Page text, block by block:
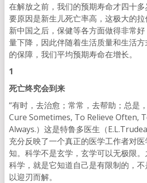
在解放之前，我们的预期寿命才四十
要原因是新生儿死亡率高，这极大的
新中国之后，保健等各方面做得非常
量下降，因此伴随着生活质量和生活
的保障，我们平均预期寿命在增长。
1
死亡终究会到来
“有时，去治愈；常常，去帮助；总是
Cure Sometimes, To Relieve Often,
Always.）这是特鲁多医生（
充分反映了一个真正的医学工作者对
知。科学不是玄学，玄学可以无极限
科学，就是它知道自己是有限制的，
以迎刃而解。